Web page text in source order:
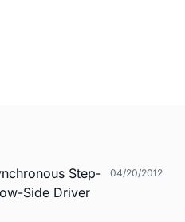
Step-
Side Driver
04/20/2012